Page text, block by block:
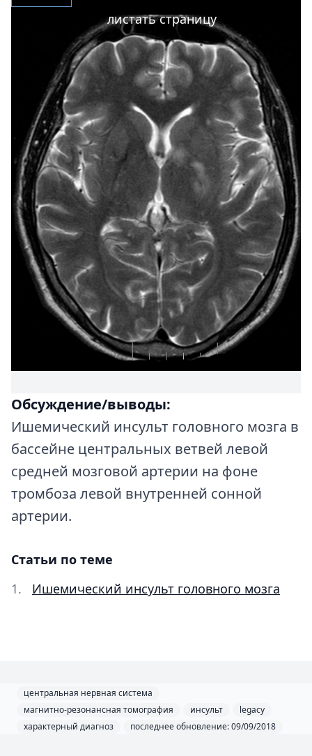
листать страницу
Обсуждение/выводы:
Ишемический инсульт головного мозга в
бассейне центральных ветвей левой
средней мозговой артерии на фоне
тромбоза левой внутренней сонной
артерии.
Статьи по теме
Ишемический инсульт головного мозга
центральная нервная система
магнитно-резонансная томография
инсульт
legacy
характерный диагноз
последнее обновление: 09/09/2018